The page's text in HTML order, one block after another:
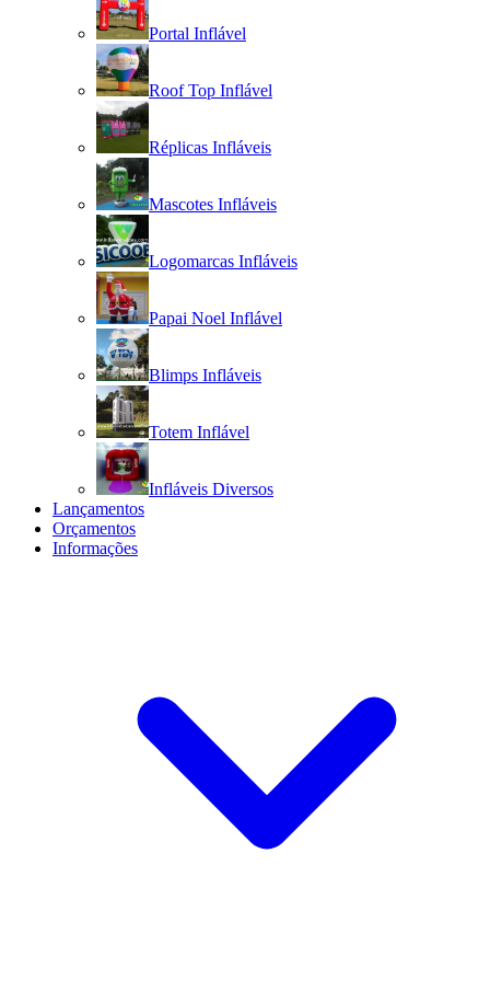
Portal Inflável
Roof Top Inflável
Réplicas Infláveis
Mascotes Infláveis
Logomarcas Infláveis
Papai Noel Inflável
Blimps Infláveis
Totem Inflável
Infláveis Diversos
Lançamentos
Orçamentos
Informações